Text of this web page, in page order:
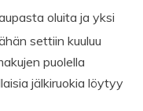
oluita ja yksi
settiin kuuluu
puolella
jälkiruokia löytyy